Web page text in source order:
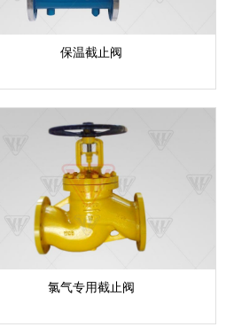
保温截止阀
氯气专用截止阀